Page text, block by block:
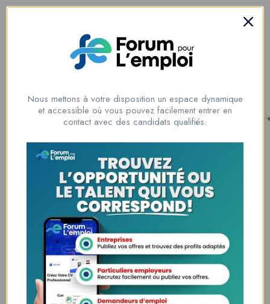
Nous contacter
00228 91917788
la solution idéale pour tous ceux qui cherchent à se connecter au
monde du travail. Que vous soyez à la recherche d’une nouvelle
opportunité professionnelle ou que vous souhaitiez recruter les meilleurs
Lome, Togo
fpe@forumpouremploi.com / 0022891917788
Espaces Candidats
Nous mettons à votre disposition un espace dynamique
et accessible où vous pouvez facilement entrer en
contact avec des candidats qualifiés.